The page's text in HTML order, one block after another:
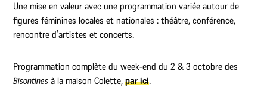
Une mise en valeur avec une programmation variée autour de
figures féminines locales et nationales : théâtre, conférence,
rencontre d’artistes et concerts.
Programmation complète du week-end du 2 & 3 octobre des
Bisontines à la maison Colette,par ici.